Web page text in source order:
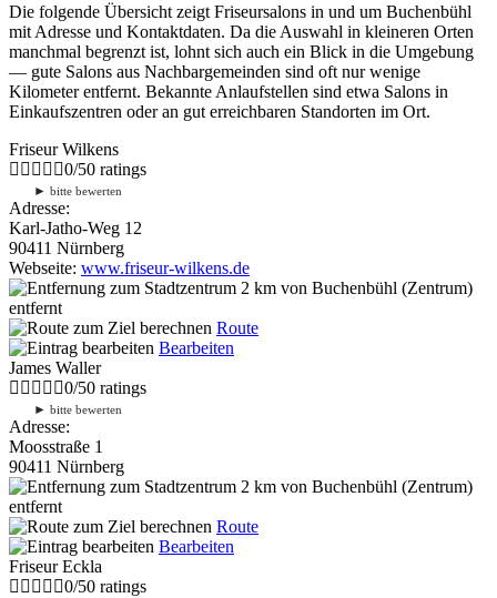
Die folgende Übersicht zeigt Friseursalons in und um Buchenbühl
mit Adresse und Kontaktdaten. Da die Auswahl in kleineren Orten
manchmal begrenzt ist, lohnt sich auch ein Blick in die Umgebung
— gute Salons aus Nachbargemeinden sind oft nur wenige
Kilometer entfernt. Bekannte Anlaufstellen sind etwa Salons in
Einkaufszentren oder an gut erreichbaren Standorten im Ort.
Friseur Wilkens
0/50 ratings
► bitte bewerten
Adresse:
Karl-Jatho-Weg 12
90411 Nürnberg
Webseite: www.friseur-wilkens.de
2 km von Buchenbühl (Zentrum)
entfernt
Route
Bearbeiten
James Waller
0/50 ratings
► bitte bewerten
Adresse:
Moosstraße 1
90411 Nürnberg
2 km von Buchenbühl (Zentrum)
entfernt
Route
Bearbeiten
Friseur Eckla
0/50 ratings